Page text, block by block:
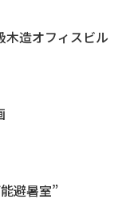
木造オフィスビル
避暑室”